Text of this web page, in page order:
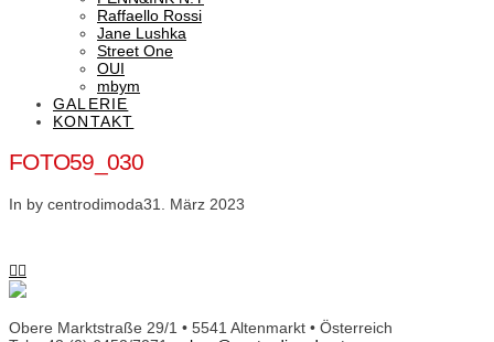
Raffaello Rossi
Jane Lushka
Street One
OUI
mbym
GALERIE
KONTAKT
FOTO59_030
In by centrodimoda31. März 2023
Obere Marktstraße 29/1 • 5541 Altenmarkt • Österreich